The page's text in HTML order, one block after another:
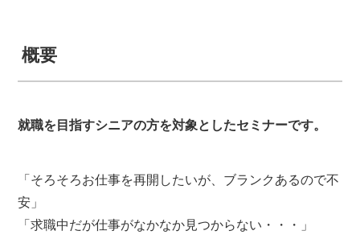
概要
就職を目指すシニアの方を対象としたセミナーです。
「そろそろお仕事を再開したいが、ブランクあるので不
安」
「求職中だが仕事がなかなか見つからない・・・」